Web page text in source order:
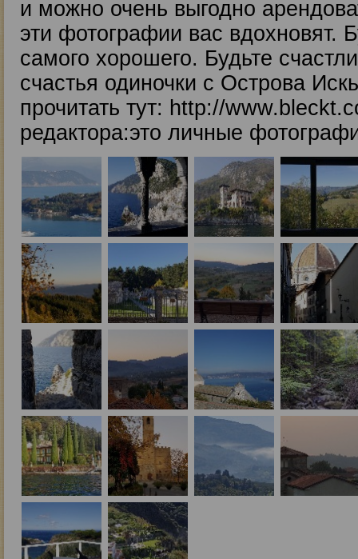
и можно очень выгодно
эти фотографии вас
самого хорошего. Будьте
счастья одиночки с Острова
прочитать тут: http://
редактора:это личные